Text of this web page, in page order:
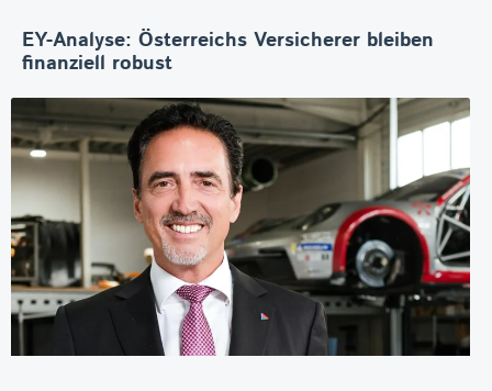
EY-Analyse: Österreichs Versicherer bleiben
finanziell robust